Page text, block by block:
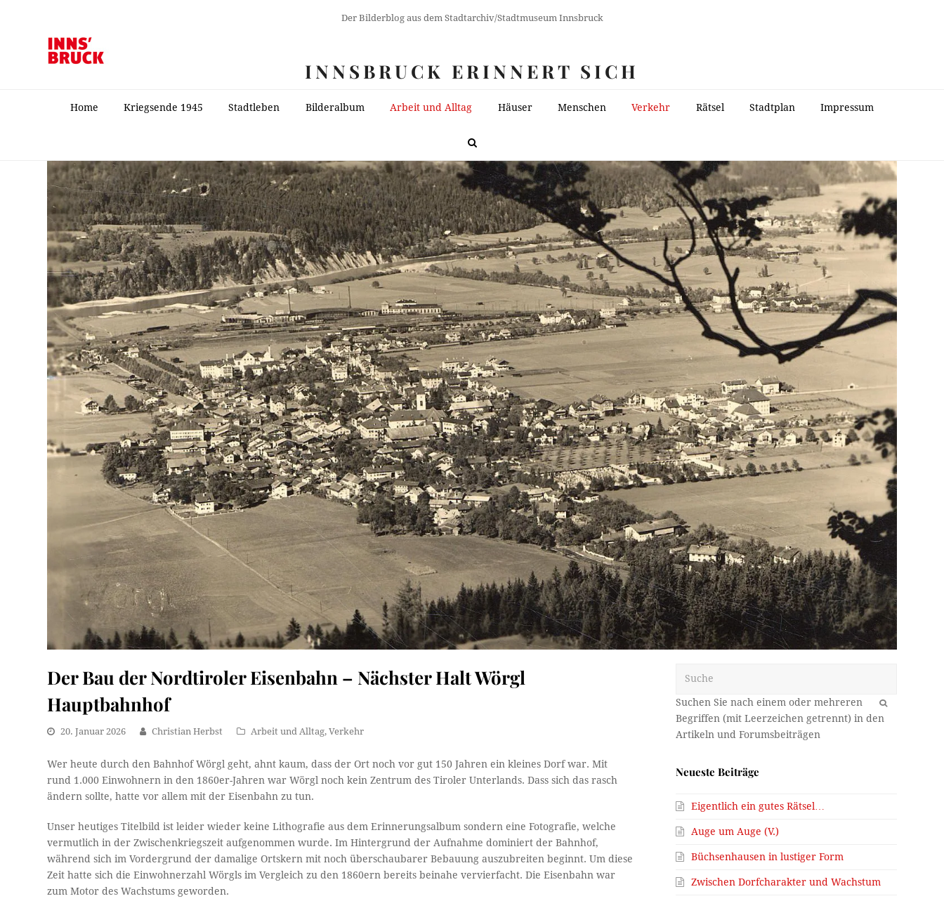
Der Bilderblog aus dem Stadtarchiv/Stadtmuseum Innsbruck
INNSBRUCK ERINNERT SICH
Home Kriegsende 1945 Stadtleben Bilderalbum Arbeit und Alltag Häuser Menschen Verkehr Rätsel Stadtplan Impressum
Der Bau der Nordtiroler Eisenbahn – Nächster Halt Wörgl
Hauptbahnhof
20. Januar 2026 Christian Herbst Arbeit und Alltag,Verkehr
Wer heute durch den Bahnhof Wörgl geht, ahnt kaum, dass der Ort noch vor gut 150 Jahren ein kleines Dorf war. Mit
rund 1.000 Einwohnern in den 1860er-Jahren war Wörgl noch kein Zentrum des Tiroler Unterlands. Dass sich das rasch
ändern sollte, hatte vor allem mit der Eisenbahn zu tun.
Unser heutiges Titelbild ist leider wieder keine Lithografie aus dem Erinnerungsalbum sondern eine Fotografie, welche
vermutlich in der Zwischenkriegszeit aufgenommen wurde. Im Hintergrund der Aufnahme dominiert der Bahnhof,
während sich im Vordergrund der damalige Ortskern mit noch überschaubarer Bebauung auszubreiten beginnt. Um diese
Zeit hatte sich die Einwohnerzahl Wörgls im Vergleich zu den 1860ern bereits beinahe vervierfacht. Die Eisenbahn war
zum Motor des Wachstums geworden.
OK
Neueste Beiträge
Eigentlich ein gutes Rätsel…
Auge um Auge (V.)
Büchsenhausen in lustiger Form
Zwischen Dorfcharakter und Wachstum